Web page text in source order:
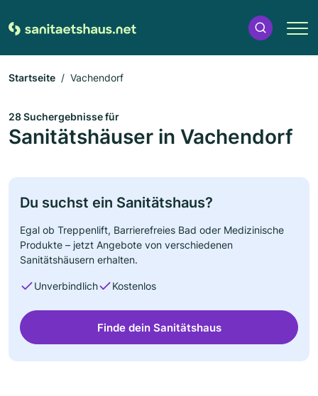
Startseite Vachendorf
28 Suchergebnisse für
Sanitätshäuser in Vachendorf
Du suchst ein Sanitätshaus?
Egal ob Treppenlift, Barrierefreies Bad oder Medizinische
Produkte – jetzt Angebote von verschiedenen
Sanitätshäusern erhalten.
Unverbindlich Kostenlos
Finde dein Sanitätshaus